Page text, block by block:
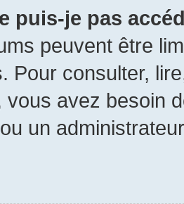
puis-je pas
peuvent être
Pour consulter,
vous avez besoin
un